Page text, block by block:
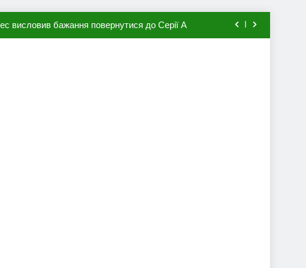
висловив бажання повернутися до Серії А